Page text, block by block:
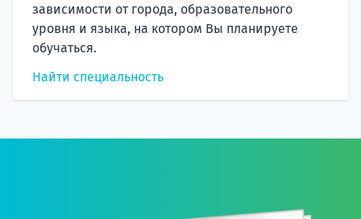
зависимости от города, образовательного
уровня и языка, на котором Вы планируете
обучаться.
Найти специальность